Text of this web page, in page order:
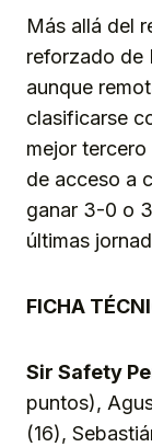
Más allá del
reforzado de
aunque
clasificarse
mejor
de acceso a
ganar 3-0 o
últimas
FICHA
Sir Safety
puntos),
(16),